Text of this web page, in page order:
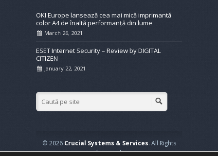
OKI Europe lansează cea mai mică imprimantă
color A4 de înaltă performanță din lume
March 26, 2021
ESET Internet Security – Review by DIGITAL
CITIZEN
January 22, 2021
© 2026 Crucial Systems & Services. All Rights
Reserved.